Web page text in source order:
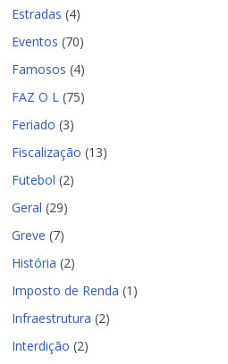
Estradas (4)
Eventos (70)
Famosos (4)
FAZ O L (75)
Feriado (3)
Fiscalização (13)
Futebol (2)
Geral (29)
Greve (7)
História (2)
Imposto de Renda (1)
Infraestrutura (2)
Interdição (2)